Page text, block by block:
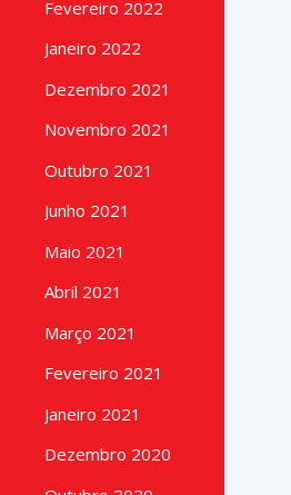
Fevereiro 2022
Janeiro 2022
Dezembro 2021
Novembro 2021
Outubro 2021
Junho 2021
Maio 2021
Abril 2021
Março 2021
Fevereiro 2021
Janeiro 2021
Dezembro 2020